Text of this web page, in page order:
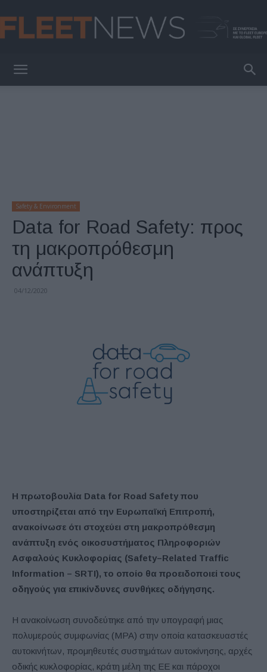
Safety & Environment
Data for Road Safety: προς
τη μακροπρόθεσμη
ανάπτυξη
04/12/2020
Η πρωτοβουλία Data for Road Safety που
υποστηρίζεται από την Ευρωπαϊκή Επιτροπή,
ανακοίνωσε ότι στοχεύει στη μακροπρόθεσμη
ανάπτυξη ενός οικοσυστήματος Πληροφοριών
Ασφαλούς Κυκλοφορίας (Safety–Related Traffic
Information – SRTI), το οποίο θα προειδοποιεί τους
οδηγούς για επικίνδυνες συνθήκες οδήγησης.
Η ανακοίνωση συνοδεύτηκε από την υπογραφή μιας
πολυμερούς συμφωνίας (MPA) στην οποία κατασκευαστές
αυτοκινήτων, προμηθευτές συστημάτων αυτοκίνησης, αρχές
οδικής κυκλοφορίας, κράτη μέλη της ΕΕ και πάροχοι